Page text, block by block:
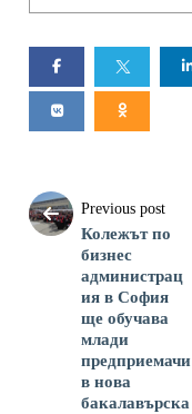
Previous post
Колежът по
бизнес
администрац
ия в София
ще обучава
млади
предприемачи
в нова
бакалавърска